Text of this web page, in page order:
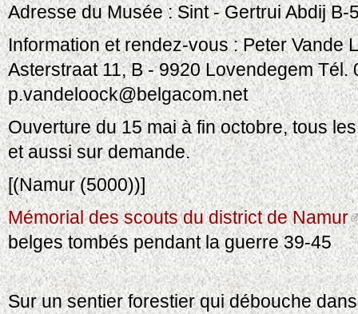
Adresse du Musée : Sint - Gertrui Abdij B-
Information et rendez-vous : Peter Vande
Asterstraat 11, B - 9920 Lovendegem Tél.
p.vandeloock@belgacom.net
Ouverture du 15 mai à fin octobre, tous
et aussi sur demande.
[(Namur (5000))]
Mémorial des scouts du district de Namur
belges tombés pendant la guerre 39-45
Sur un sentier forestier qui débouche